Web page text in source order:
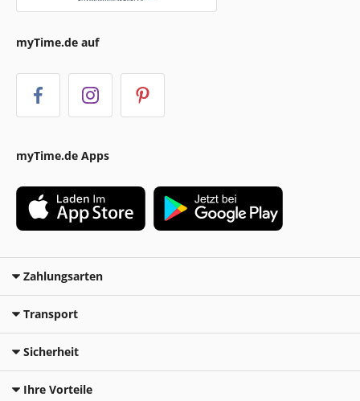
myTime.de auf
myTime.de Apps
Zahlungsarten
Transport
Sicherheit
Ihre Vorteile